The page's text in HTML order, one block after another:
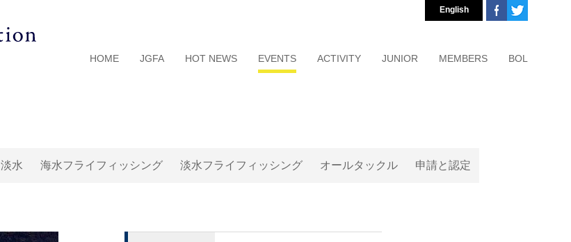
HOME JGFA HOT NEWS EVENTS ACTIVITY JUNIOR MEMBERS BOL
English
淡水 海水フライフィッシング 淡水フライフィッシング オールタックル 申請と認定